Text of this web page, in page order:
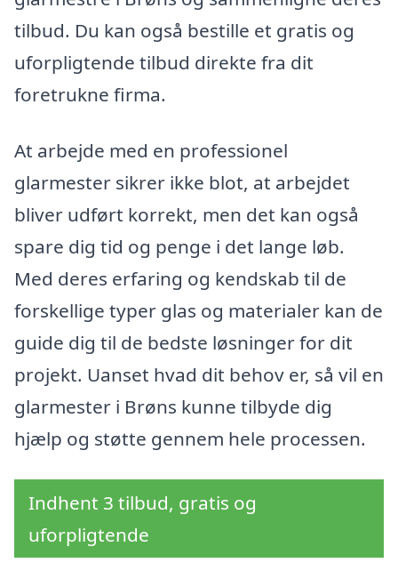
tilbud. Du kan også bestille et gratis og
uforpligtende tilbud direkte fra dit
foretrukne firma.
At arbejde med en professionel
glarmester sikrer ikke blot, at arbejdet
bliver udført korrekt, men det kan også
spare dig tid og penge i det lange løb.
Med deres erfaring og kendskab til de
forskellige typer glas og materialer kan de
guide dig til de bedste løsninger for dit
projekt. Uanset hvad dit behov er, så vil en
glarmester i Brøns kunne tilbyde dig
hjælp og støtte gennem hele processen.
Indhent 3 tilbud, gratis og
uforpligtende